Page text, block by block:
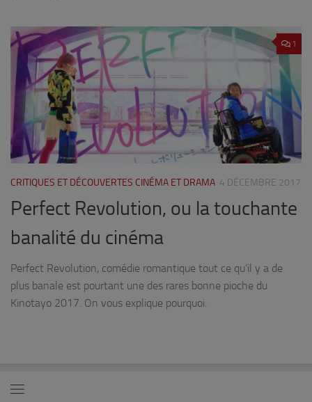
1
CRITIQUES ET DÉCOUVERTES CINÉMA ET DRAMA 4 DÉCEMBRE 2017
Perfect Revolution, ou la touchante
banalité du cinéma
Perfect Revolution, comédie romantique tout ce qu’il y a de
plus banale est pourtant une des rares bonne pioche du
Kinotayo 2017. On vous explique pourquoi.